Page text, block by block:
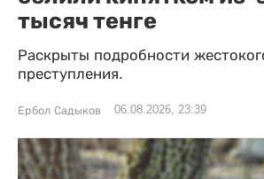
тысяч тенге
Раскрыты подробности
преступления.
Ербол Садыков 06.08.2026, 23:39